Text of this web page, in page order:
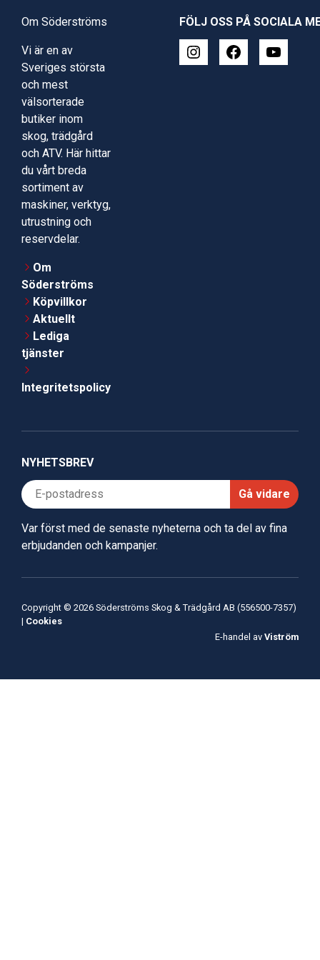
Om Söderströms
Vi är en av
Sveriges största
och mest
välsorterade
butiker inom
skog, trädgård
och ATV. Här hittar
du vårt breda
sortiment av
maskiner, verktyg,
utrustning och
reservdelar.
Om
Söderströms
Köpvillkor
Aktuellt
Lediga
tjänster
Integritetspolicy
FÖLJ OSS PÅ SOCIALA
NYHETSBREV
Gå vidare
Var först med de senaste nyheterna och ta del av fina
erbjudanden och kampanjer.
Copyright © 2026 Söderströms Skog & Trädgård AB (556500-7357)
| Cookies
E-handel av Viström